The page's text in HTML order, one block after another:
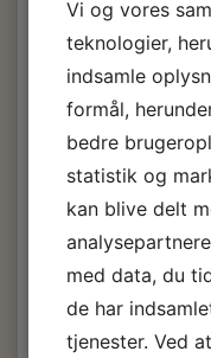
Færdigblandet Six 10
min. inden den
timer. Indeholder i
Fra: West System
Six10
292,00
233,60 DKKu/Moms)
Vi og vores
teknologier,
indsamle
formål,
bedre
statistik og
kan blive delt
med data, du
de har
tjenester. Ved